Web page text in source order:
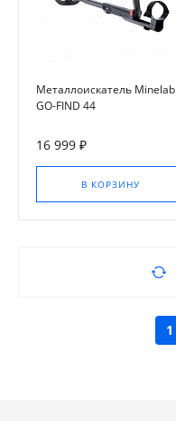
Металлоискатель Minelab
GO-FIND 44
16 999 ₽
В КОРЗИНУ
1